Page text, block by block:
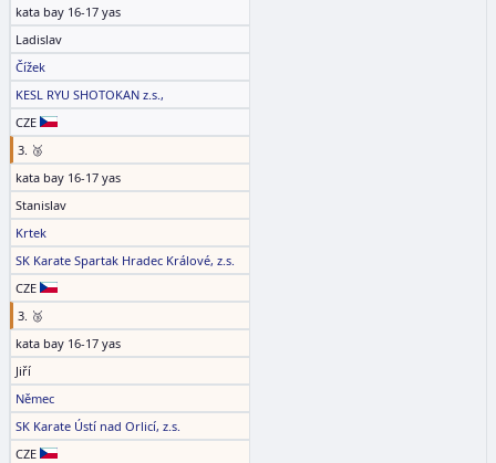
kata bay 16-17 yas
Ladislav
Čížek
KESL RYU SHOTOKAN z.s.,
CZE
3. 🥉
kata bay 16-17 yas
Stanislav
Krtek
SK Karate Spartak Hradec Králové, z.s.
CZE
3. 🥉
kata bay 16-17 yas
Jiří
Němec
SK Karate Ústí nad Orlicí, z.s.
CZE